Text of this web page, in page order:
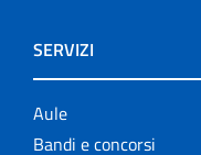
SERVIZI
Aule
Bandi e concorsi